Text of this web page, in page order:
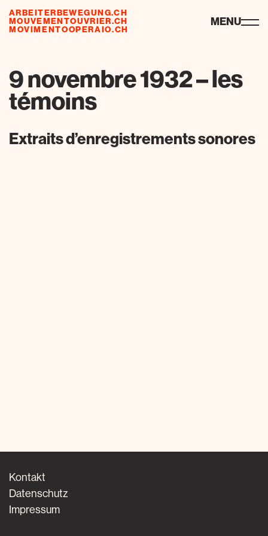
ARBEITERBEWEGUNG.CH
MOUVEMENTOUVRIER.CH
MOVIMENTOOPERAIO.CH
ressourcen MENU
9 novembre 1932 – les
témoins
Extraits d’enregistrements sonores
Kontakt
Datenschutz
Impressum